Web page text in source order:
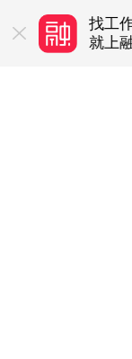
平台
找工
就上